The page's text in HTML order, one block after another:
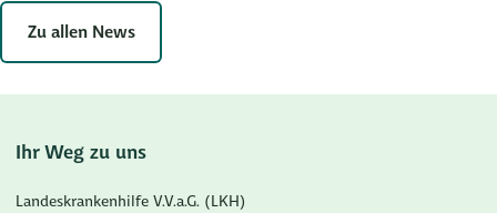
Zu allen News
Ihr Weg zu uns
Landeskrankenhilfe V.V.a.G. (LKH)